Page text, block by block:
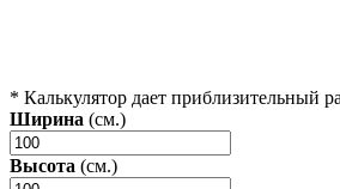
* Калькулятор дает приблизительный
Ширина (cм.)
Высота (cм.)